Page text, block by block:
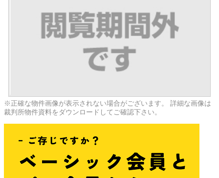
※正確な物件画像が表示されない場合がございます。 詳細な画像は
裁判所物件資料をダウンロードしてご確認下さい。